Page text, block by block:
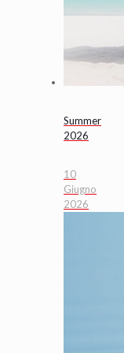
Summer
2026
10
Giugno
2026